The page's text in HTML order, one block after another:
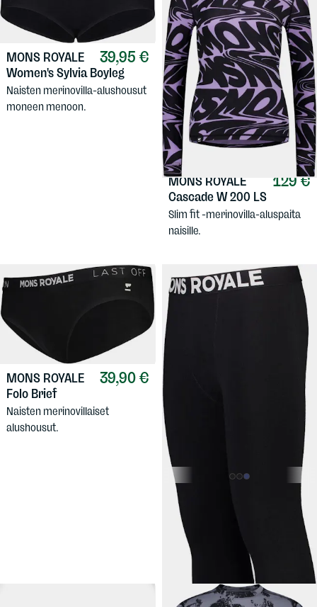
39,95 €
MONS ROYALE
Women's Sylvia Boyleg
Naisten merinovilla-alushousut
moneen menoon.
129 €
MONS ROYALE
Cascade W 200 LS
Slim fit -merinovilla-aluspaita
naisille.
39,90 €
MONS ROYALE
Folo Brief
Naisten merinovillaiset
alushousut.
119 €
MONS ROYALE
Olympus Legging
Miesten leggingsit
merinovillaseoksesta.